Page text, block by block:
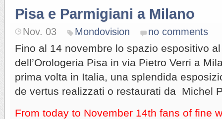
Pisa e Parmigiani a Milano
Nov. 03 Mondovision no comments
Fino al 14 novembre lo spazio espositivo
dell’Orologeria Pisa in via Pietro Verri a
prima volta in Italia, una splendida
de vertus realizzati o restaurati da Michel
From today to November 14th fans of fine